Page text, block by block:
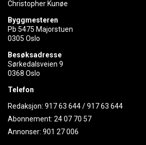
Christopher Kunøe
Byggmesteren
Pb 5475 Majorstuen
0305 Oslo
Besøksadresse
Sørkedalsveien 9
0368 Oslo
Telefon
Redaksjon: 917 63 644/917 63 644
Abonnement: 24 07 70 57
Annonser: 901 27 006